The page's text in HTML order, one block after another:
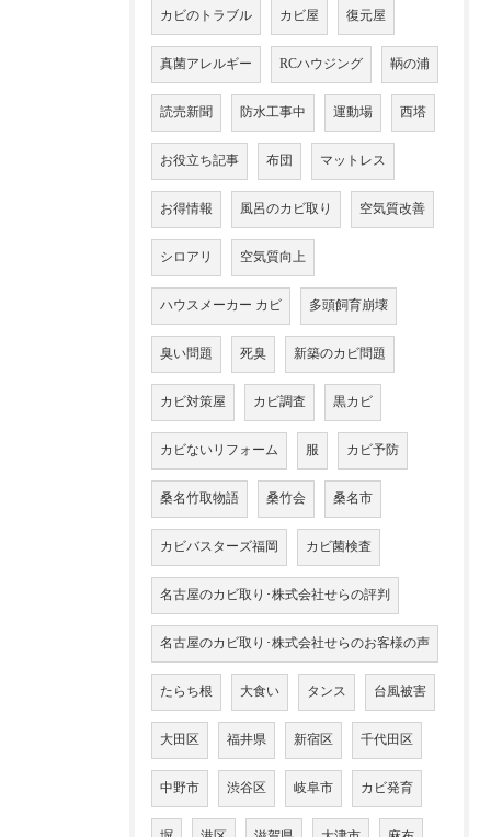
カビのトラブル カビ屋 復元屋
真菌アレルギー RCハウジング 鞆の浦
読売新聞 防水工事中 運動場 西塔
お役立ち記事 布団 マットレス
お得情報 風呂のカビ取り 空気質改善
シロアリ 空気質向上
ハウスメーカー カビ 多頭飼育崩壊
臭い問題 死臭 新築のカビ問題
カビ対策屋 カビ調査 黒カビ
カビないリフォーム 服 カビ予防
桑名竹取物語 桑竹会 桑名市
カビバスターズ福岡 カビ菌検査
名古屋のカビ取り･株式会社せらの評判
名古屋のカビ取り･株式会社せらのお客様の声
たらち根 大食い タンス 台風被害
大田区 福井県 新宿区 千代田区
中野市 渋谷区 岐阜市 カビ発育